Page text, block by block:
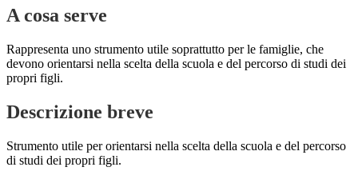
A cosa serve
Rappresenta uno strumento utile soprattutto per le famiglie, che
devono orientarsi nella scelta della scuola e del percorso di studi dei
propri figli.
Descrizione breve
Strumento utile per orientarsi nella scelta della scuola e del percorso
di studi dei propri figli.